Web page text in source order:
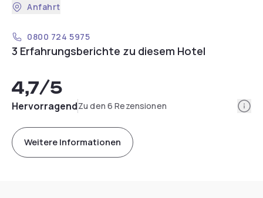
Anfahrt
0800 724 5975
3 Erfahrungsberichte zu diesem Hotel
4,7/5
HervorragendZu den 6 Rezensionen
Weitere Informationen